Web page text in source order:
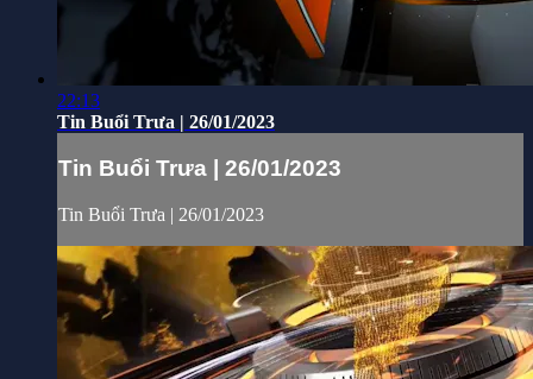
22:13
Tin Buổi Trưa | 26/01/2023
Tin Buổi Trưa | 26/01/2023
Tin Buổi Trưa | 26/01/2023